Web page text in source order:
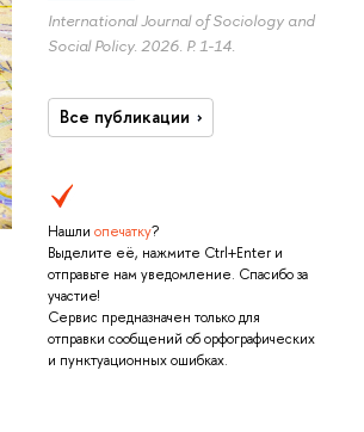
International Journal of Sociology and
Social Policy. 2026. P. 1-14.
Все публикации
Нашли опечатку?
Выделите её, нажмите Ctrl+Enter и
отправьте нам уведомление. Спасибо за
участие!
Сервис предназначен только для
отправки сообщений об орфографических
и пунктуационных ошибках.